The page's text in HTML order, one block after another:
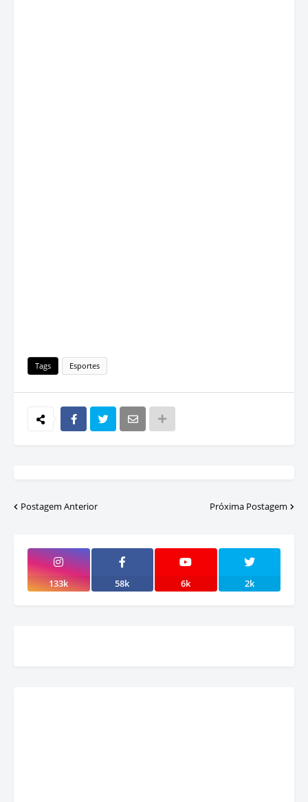
Tags Esportes
Postagem Anterior Próxima Postagem
133k 58k 6k 2k